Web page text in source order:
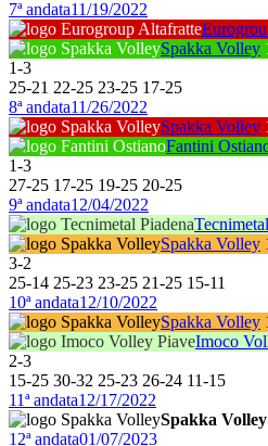
7ª andata11/19/2022
Spakka Volley
1-3
25-21 22-25 23-25 17-25
8ª andata11/26/2022
Spakka Volley
Fantini
1-3
27-25 17-25 19-25 20-25
9ª andata12/04/2022
Spakka Volley
3-2
25-14 25-23 23-25 21-25 15-11
10ª andata12/10/2022
Spakka Volley
Imoco
2-3
15-25 30-32 25-23 26-24 11-15
11ª andata12/17/2022
Spakka Volley
12ª andata01/07/2023